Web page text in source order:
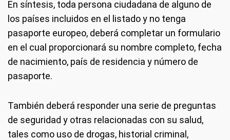
En síntesis, toda persona ciudadana de alguno de
los países incluidos en el listado y no tenga
pasaporte europeo, deberá completar un formulario
en el cual proporcionará su nombre completo, fecha
de nacimiento, país de residencia y número de
pasaporte.
También deberá responder una serie de preguntas
de seguridad y otras relacionadas con su salud,
tales como uso de drogas, historial criminal,